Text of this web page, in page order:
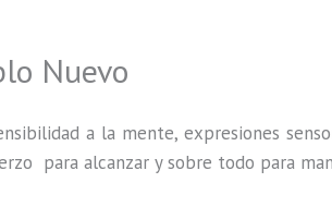
Nuevo
a la mente, expresiones
para alcanzar y sobre todo para